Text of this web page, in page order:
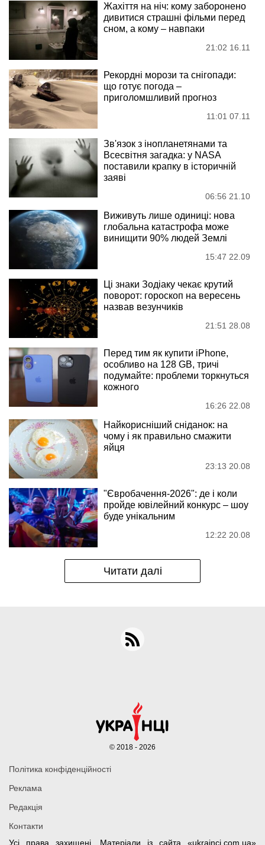
Жахіття на ніч: кому заборонено
дивитися страшні фільми перед
сном, а кому – навпаки
21:02 16.11
Рекордні морози та снігопади:
що готує погода –
приголомшливий прогноз
11:01 07.11
Зв'язок з інопланетянами та
Всесвітня загадка: у NASA
поставили крапку в історичній
заяві
06:56 21.10
Виживуть лише одиниці: нова
глобальна катастрофа може
винищити 90% людей Землі
15:47 22.09
Ці знаки Зодіаку чекає крутий
поворот: гороскоп на вересень
назвав везунчиків
21:51 28.08
Перед тим як купити iPhone,
особливо на 128 GB, тричі
подумайте: проблеми торкнуться
кожного
16:26 22.08
Найкорисніший сніданок: на
чому і як правильно смажити
яйця
23:13 20.08
"Євробачення-2026": де і коли
пройде ювілейний конкурс – шоу
буде унікальним
12:22 20.08
Читати далі
Усі права захищені. Матеріали із сайта «ukrainci.com.ua»
Політика конфіденційності
Реклама
Редакція
Контакти
© 2018 - 2026